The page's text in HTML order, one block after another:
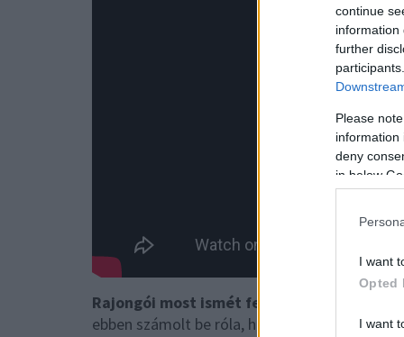
continue
information
further
Please
information
deny
in below
I want
Opted
I want
Rajongói most ismét felkapták a fejüket
ebben számolt be róla, hogy focista